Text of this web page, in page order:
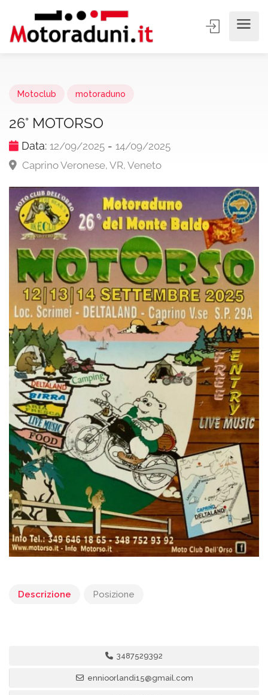
Motoclub motoraduno
26° MOTORSO
Data: 12/09/2025 - 14/09/2025
Caprino Veronese, VR, Veneto
Descrizione Posizione
3487529392
ennioorlandi15@gmail.com